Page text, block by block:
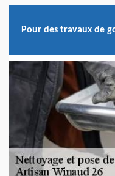
Pour des travaux de